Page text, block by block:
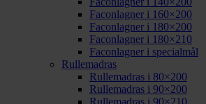
Faconlagner i 160×200
Faconlagner i 180×200
Faconlagner i 180×210
Faconlagner i specialmål
Rullemadras
Rullemadras i 80×200
Rullemadras i 90×200
Rullemadras i 90×210